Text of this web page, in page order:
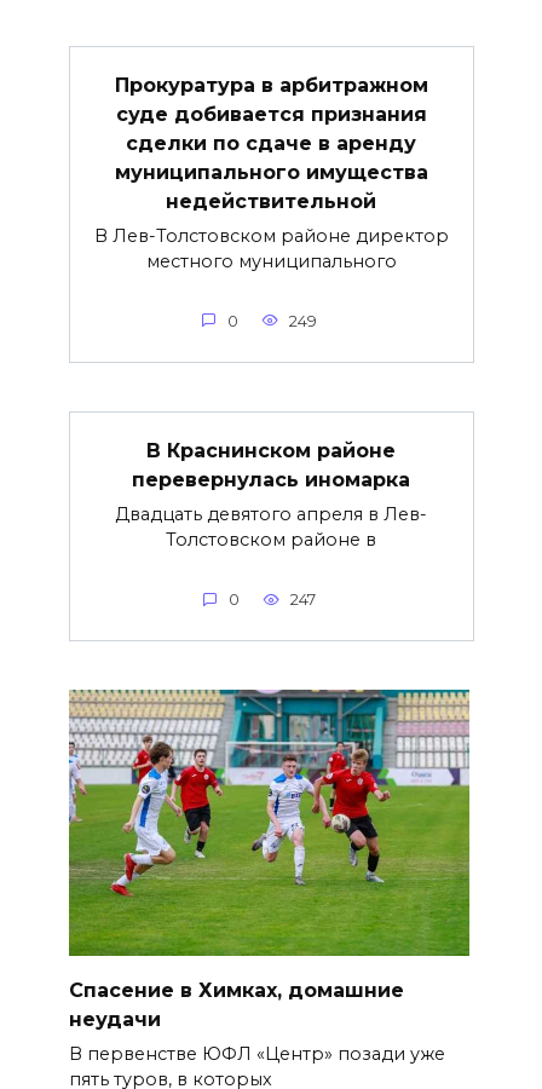
Прокуратура в арбитражном
суде добивается признания
сделки по сдаче в аренду
муниципального имущества
недействительной
В Лев-Толстовском районе директор
местного муниципального
0 249
В Краснинском районе
перевернулась иномарка
Двадцать девятого апреля в Лев-
Толстовском районе в
0 247
Спасение в Химках, домашние
неудачи
В первенстве ЮФЛ «Центр» позади уже
пять туров, в которых